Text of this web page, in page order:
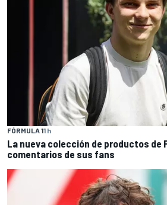
FÓRMULA 11 h
La nueva colección de productos de
comentarios de sus fans